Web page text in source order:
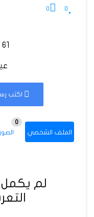
0
0
61 سنة
اكتب
الملف الشخصي الصور
0
لم